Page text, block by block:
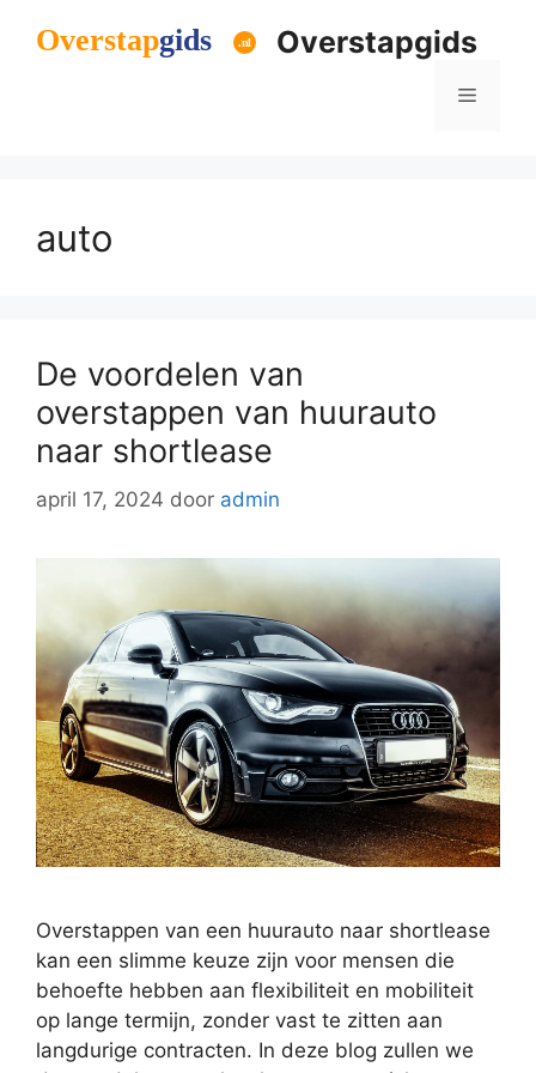
naar
Overstapgids
Menu
auto
De voordelen van
overstappen van huurauto
naar shortlease
april 17, 2024 door admin
Overstappen van een huurauto naar shortlease
kan een slimme keuze zijn voor mensen die
behoefte hebben aan flexibiliteit en mobiliteit
op lange termijn, zonder vast te zitten aan
langdurige contracten. In deze blog zullen we